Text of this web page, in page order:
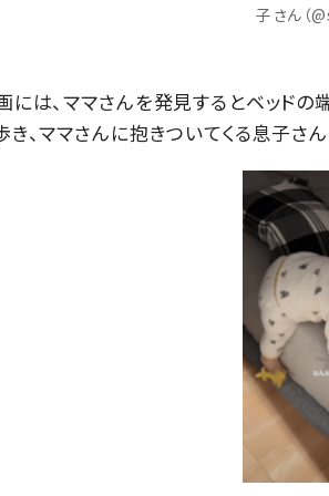
子さん（
には、ママさんを発見するとベッド
き、ママさんに抱きついてくる息子さ